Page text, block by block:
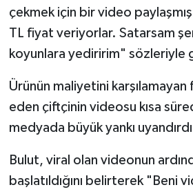
çekmek için bir video
TL fiyat veriyorlar. Satarsam
koyunlara yediririm" sözleriyle
Ürünün maliyetini
eden çiftçinin videosu kısa
medyada büyük yankı
Bulut, viral olan videonun
başlatıldığını belirterek "Beni
YAŞAM
KÜLTÜR SANAT